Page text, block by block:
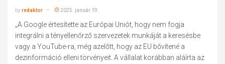
byredaktor 2025. január 19.
„A Google értesítette az Európai Uniót, hogy nem fogja
integrálni a tényellenőrző szervezetek munkáját a keresésbe
vagy a YouTube-ra, még azelőtt, hogy az EU bővítené a
dezinformáció elleni törvényeit. A vállalat korábban aláírta az